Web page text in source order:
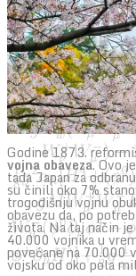
Godine 1873.
vojna obaveza. Ovo
tada Japan za
su činili oko 7%
trogodišnju vojnu
obavezu da, po
života. Na taj način
40.000 vojnika u
povećane na 70.000
vojsku od oko pola